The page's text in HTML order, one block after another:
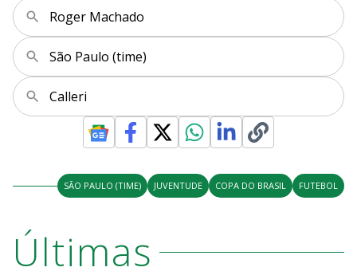
Roger Machado
São Paulo (time)
Calleri
SÃO PAULO (TIME) JUVENTUDE COPA DO BRASIL FUTEBOL
Últimas